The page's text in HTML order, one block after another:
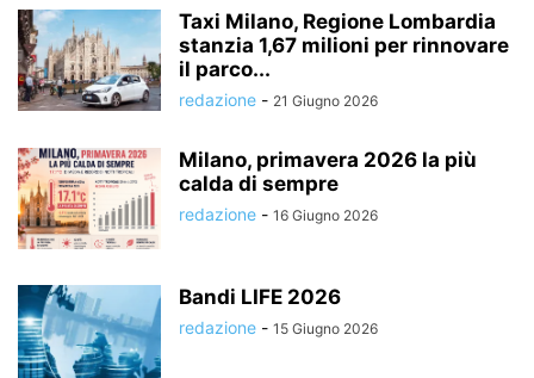
Taxi Milano, Regione Lombardia
stanzia 1,67 milioni per rinnovare
il parco...
redazione - 21 Giugno 2026
Milano, primavera 2026 la più
calda di sempre
redazione - 16 Giugno 2026
Bandi LIFE 2026
redazione - 15 Giugno 2026